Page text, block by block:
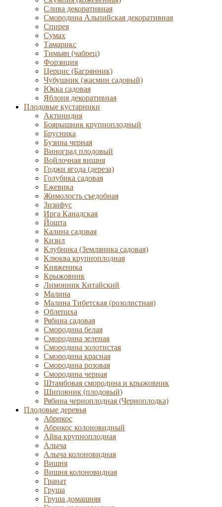
Слива декоративная
Смородина Альпийская декоративная
Спирея
Сумах
Тамарикс
Тимьян (чабрец)
Форзиция
Церцис (Багрянник)
Чубушник (жасмин садовый)
Юкка садовая
Яблоня декоративная
Плодовые кустарники
Актинидия
Боярышник крупноплодный
Брусника
Бузина черная
Виноград плодовый
Войлочная вишня
Годжи ягода (дереза)
Голубика садовая
Ежевика
Жимолость съедобная
Зизифус
Ирга Канадская
Йошта
Калина садовая
Кизил
Клубника (Земляника садовая)
Клюква крупноплодная
Княженика
Крыжовник
Лимонник Китайский
Малина
Малина Тибетская (розолистная)
Облепиха
Рябина садовая
Смородина белая
Смородина зеленая
Смородина золотистая
Смородина красная
Смородина розовая
Смородина черная
Штамбовая смородина и крыжовник
Шиповник (плодовый)
Рябина черноплодная (Черноплодка)
Плодовые деревья
Абрикос
Абрикос колоновидный
Айва крупноплодная
Алыча
Алыча колоновидная
Вишня
Вишня колоновидная
Гранат
Груша
Груша домашняя